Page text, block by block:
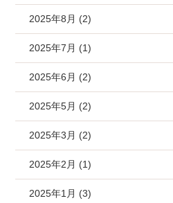
2025年8月 (2)
2025年7月 (1)
2025年6月 (2)
2025年5月 (2)
2025年3月 (2)
2025年2月 (1)
2025年1月 (3)